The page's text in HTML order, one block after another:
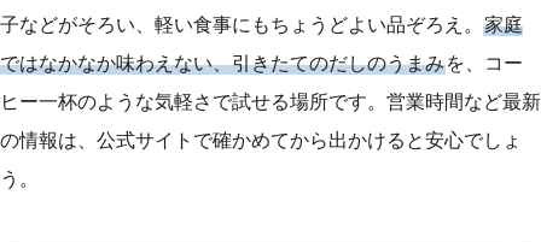
子などがそろい、軽い食事にもちょうどよい品ぞろえ。 家庭
ではなかなか味わえない、引きたてのだしのうまみを、コー
ヒー一杯のような気軽さで試せる場所です。営業時間など最新
の情報は、公式サイトで確かめてから出かけると安心でしょ
う。